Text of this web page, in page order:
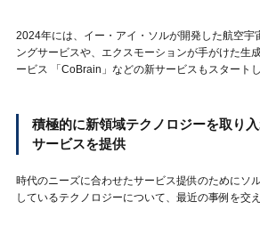
2024年には、イー・アイ・ソルが開発した航空宇
ングサービスや、エクスモーションが手がけた生
ービス 「CoBrain」などの新サービスもスタートし
積極的に新領域テクノロジーを取り
サービスを提供
時代のニーズに合わせたサービス提供のためにソ
しているテクノロジーについて、最近の事例を交